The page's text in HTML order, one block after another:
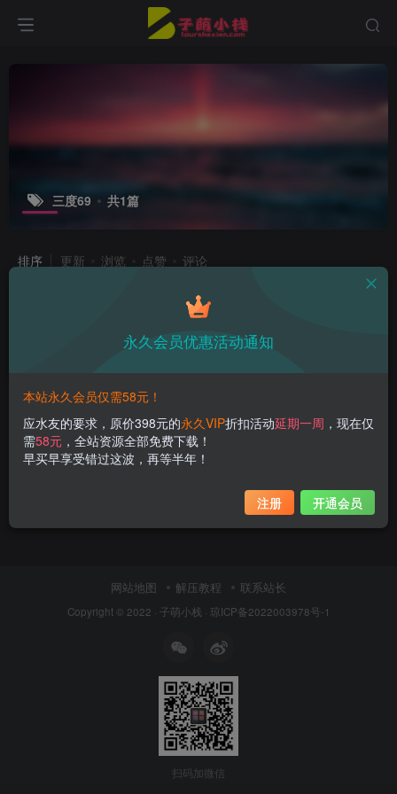
三度69 共1篇
排序 更新 浏览 点赞 评论
揭开三度_69的神秘面纱，温泉美人鱼
的魔幻之美
子萌在线
网站地图 解压教程 联系站长
Copyright © 2022 · 子萌小栈 · 琼ICP备2022003978号-1
扫码加微信
永久会员优惠活动通知
本站永久会员仅需58元！
应水友的要求，原价398元的永久VIP折扣活动延期一周 ，现在仅
需58元 ，全站资源全部免费下载！
早买早享受错过这波，再等半年！
注册 开通会员